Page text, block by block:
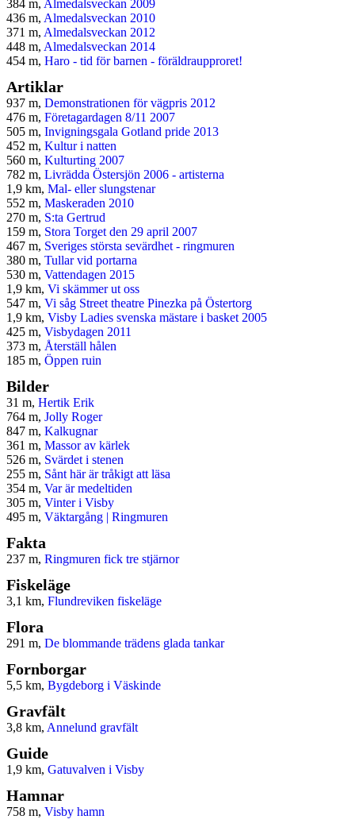
384 m, Almedalsveckan 2009
436 m, Almedalsveckan 2010
371 m, Almedalsveckan 2012
448 m, Almedalsveckan 2014
454 m, Haro - tid för barnen - föräldraupproret!
Artiklar
937 m, Demonstrationen för vägpris 2012
476 m, Företagardagen 8/11 2007
505 m, Invigningsgala Gotland pride 2013
452 m, Kultur i natten
560 m, Kulturting 2007
782 m, Livrädda Östersjön 2006 - artisterna
1,9 km, Mal- eller slungstenar
552 m, Maskeraden 2010
270 m, S:ta Gertrud
159 m, Stora Torget den 29 april 2007
467 m, Sveriges största sevärdhet - ringmuren
380 m, Tullar vid portarna
530 m, Vattendagen 2015
1,9 km, Vi skämmer ut oss
547 m, Vi såg Street theatre Pinezka på Östertorg
1,9 km, Visby Ladies svenska mästare i basket 2005
425 m, Visbydagen 2011
373 m, Återställ hålen
185 m, Öppen ruin
Bilder
31 m, Hertik Erik
764 m, Jolly Roger
847 m, Kalkugnar
361 m, Massor av kärlek
526 m, Svärdet i stenen
255 m, Sånt här är tråkigt att läsa
354 m, Var är medeltiden
305 m, Vinter i Visby
495 m, Väktargång | Ringmuren
Fakta
237 m, Ringmuren fick tre stjärnor
Fiskeläge
3,1 km, Flundreviken fiskeläge
Flora
291 m, De blommande trädens glada tankar
Fornborgar
5,5 km, Bygdeborg i Väskinde
Gravfält
3,8 km, Annelund gravfält
Guide
1,9 km, Gatuvalven i Visby
Hamnar
758 m, Visby hamn